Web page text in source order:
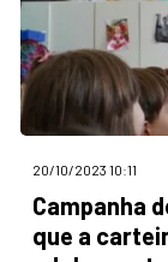
20/10/2023 10:11
Campanha
que a